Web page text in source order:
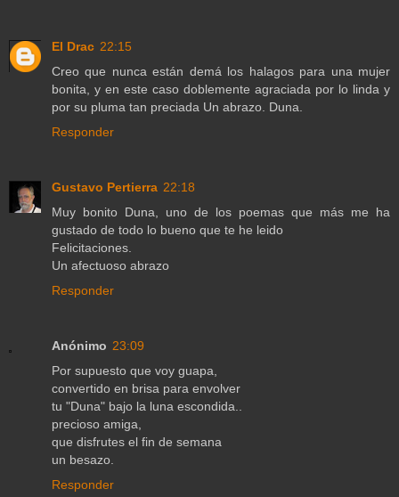
El Drac 22:15
Creo que nunca están demá los halagos para una mujer
bonita, y en este caso doblemente agraciada por lo linda y
por su pluma tan preciada Un abrazo. Duna.
Responder
Gustavo Pertierra 22:18
Muy bonito Duna, uno de los poemas que más me ha
gustado de todo lo bueno que te he leido
Felicitaciones.
Un afectuoso abrazo
Responder
Anónimo 23:09
Por supuesto que voy guapa,
convertido en brisa para envolver
tu "Duna" bajo la luna escondida..
precioso amiga,
que disfrutes el fin de semana
un besazo.
Responder